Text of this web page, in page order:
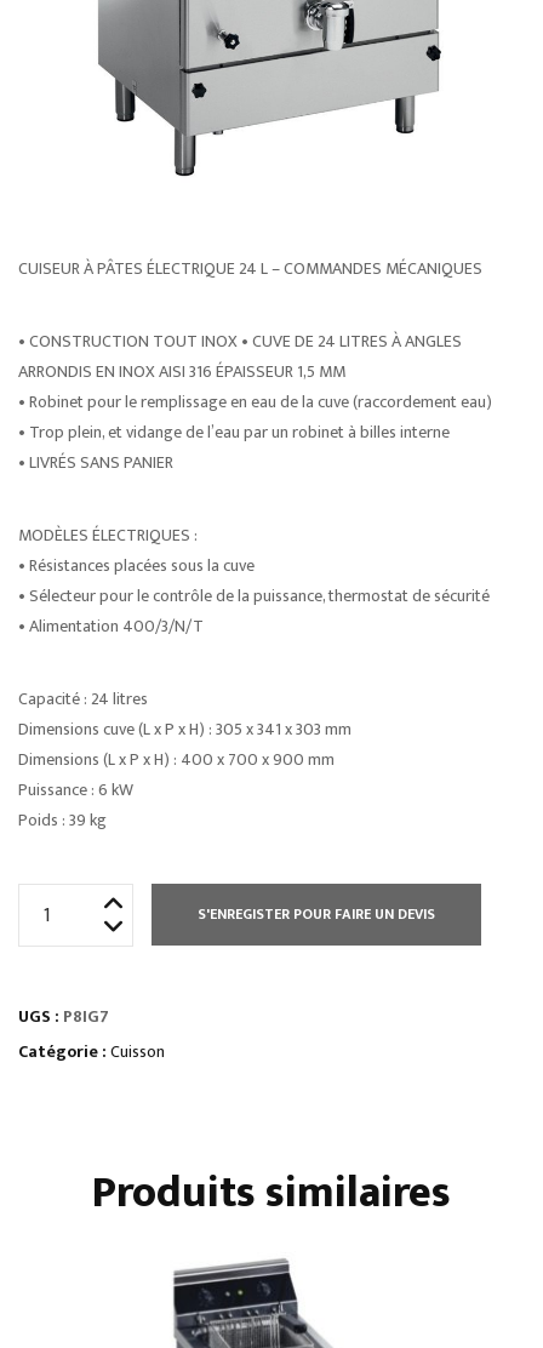
CUISEUR À PÂTES ÉLECTRIQUE 24 L – COMMANDES MÉCANIQUES
• CONSTRUCTION TOUT INOX • CUVE DE 24 LITRES À ANGLES
ARRONDIS EN INOX AISI 316 ÉPAISSEUR 1,5 MM
• Robinet pour le remplissage en eau de la cuve (raccordement eau)
• Trop plein, et vidange de l’eau par un robinet à billes interne
• LIVRÉS SANS PANIER
MODÈLES ÉLECTRIQUES :
• Résistances placées sous la cuve
• Sélecteur pour le contrôle de la puissance, thermostat de sécurité
• Alimentation 400/3/N/T
Capacité : 24 litres
Dimensions cuve (L x P x H) : 305 x 341 x 303 mm
Dimensions (L x P x H) : 400 x 700 x 900 mm
Puissance : 6 kW
Poids : 39 kg
C.I.
50
S'ENREGISTER POUR FAIRE UN DEVIS
UGS : P8IG7
Catégorie :Cuisson
Produits similaires